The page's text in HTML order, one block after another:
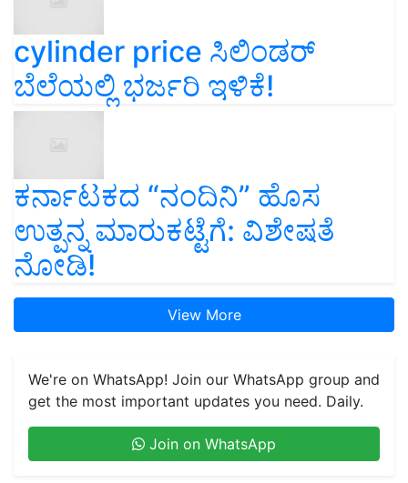
cylinder price ಸಿಲಿಂಡರ್‌
ಬೆಲೆಯಲ್ಲಿ ಭರ್ಜರಿ ಇಳಿಕೆ!
ಕರ್ನಾಟಕದ “ನಂದಿನಿ” ಹೊಸ
ಉತ್ಪನ್ನ ಮಾರುಕಟ್ಟೆಗೆ: ವಿಶೇಷತೆ
ನೋಡಿ!
View More
We're on WhatsApp! Join our WhatsApp group and
get the most important updates you need. Daily.
Join on WhatsApp